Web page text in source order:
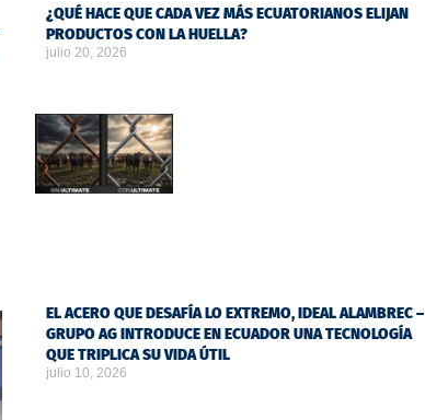
¿QUÉ HACE QUE CADA VEZ MÁS ECUATORIANOS ELIJAN
PRODUCTOS CON LA HUELLA?
julio 20, 2026
EL ACERO QUE DESAFÍA LO EXTREMO, IDEAL ALAMBREC –
GRUPO AG INTRODUCE EN ECUADOR UNA TECNOLOGÍA
QUE TRIPLICA SU VIDA ÚTIL
julio 10, 2026